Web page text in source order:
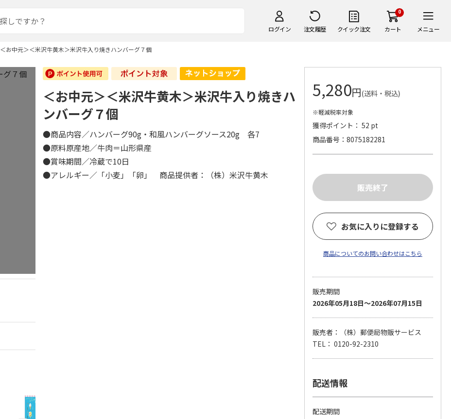
ログイン 注文履歴 クイック注文
0
カート メニュー
＜お中元＞＜米沢牛黄木＞米沢牛入り焼きハンバーグ７個
＜お中元＞＜米沢牛黄木＞米沢牛入り焼きハ
ンバーグ７個
●商品内容／ハンバーグ90g・和風ハンバーグソース20g 各7
●原料原産地／牛肉＝山形県産
●賞味期間／冷蔵で10日
●アレルギー／「小麦」「卵」 商品提供者：（株）米沢牛黄木
5,280円(送料・税込)
※軽減税率対象
獲得ポイント： 52 pt
商品番号
8075182281
お気に入りに登録する
商品についてのお問い合わせはこちら
販売期間
2026年05月18日～2026年07月15日
販売者：（株）郵便局物販サービス
TEL： 0120-92-2310
配送情報
配送期間